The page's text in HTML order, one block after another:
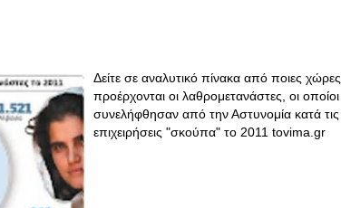
Δείτε σε αναλυτικό πίνακα από ποιες χώρες
προέρχονται οι λαθρομετανάστες, οι οποίοι
συνελήφθησαν από την Αστυνομία κατά τις
επιχειρήσεις "σκούπα" το 2011 tovima.gr